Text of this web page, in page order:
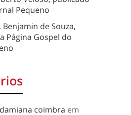
Pequeno
de Souza,
Página Gospel do
coimbra em